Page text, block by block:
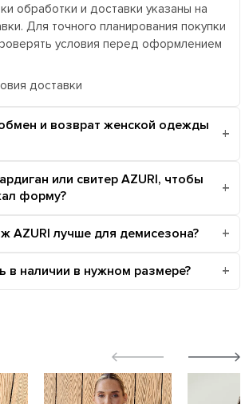
обработки и доставки указаны на
Для точного планирования покупки
условия перед оформлением
доставки
и возврат женской одежды
или свитер AZURI, чтобы
форму?
AZURI лучше для демисезона?
в наличии в нужном размере?